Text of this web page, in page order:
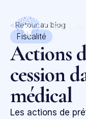
<Retour au blog
Fiscalité
Actions
cession
médical
Les actions de